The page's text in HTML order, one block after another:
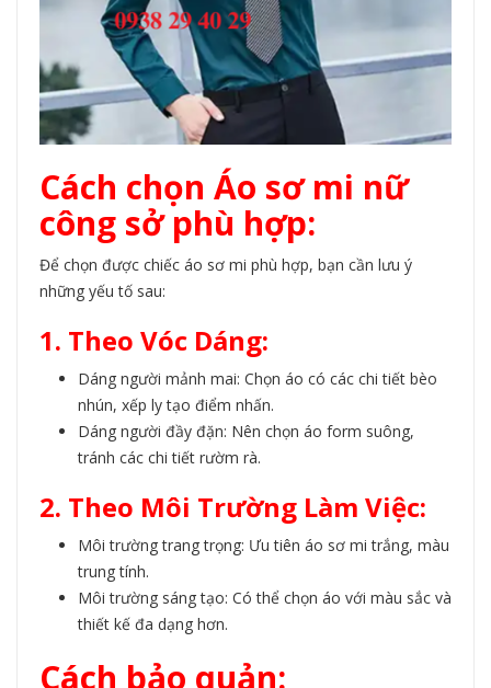
Cách chọn Áo sơ mi nữ
công sở phù hợp:
Để chọn được chiếc áo sơ mi phù hợp, bạn cần lưu ý
những yếu tố sau:
1. Theo Vóc Dáng:
Dáng người mảnh mai: Chọn áo có các chi tiết bèo
nhún, xếp ly tạo điểm nhấn.
Dáng người đầy đặn: Nên chọn áo form suông,
tránh các chi tiết rườm rà.
2. Theo Môi Trường Làm Việc:
Môi trường trang trọng: Ưu tiên áo sơ mi trắng, màu
trung tính.
Môi trường sáng tạo: Có thể chọn áo với màu sắc và
thiết kế đa dạng hơn.
Cách bảo quản: